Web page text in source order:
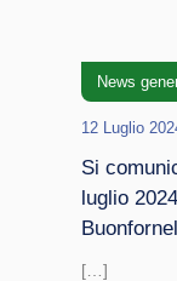
News
12 Luglio
Si
luglio
[…]